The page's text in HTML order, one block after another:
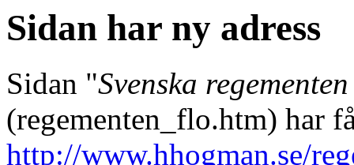
Sidan har ny adress
Sidan "Svenska
(regementen_flo.htm) har
http://www.hhogman.se/